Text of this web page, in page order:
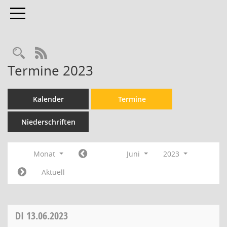
Toggle navigation
Rechercheauswahl
RSS-Feed
Termine 2023
Kalender Termine
Niederschriften
Monat Juni
2023
Aktuell
DI 13.06.2023